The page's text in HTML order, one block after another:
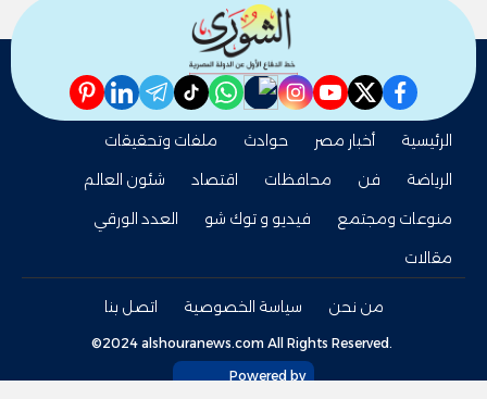
facebook
twitter
youtube
instagram
nabd
whatsapp
tiktok
telegram
linkedin
pinterest
الرئيسية أخبار مصر حوادث
ملفات وتحقيقات
الرياضة
فن محافظات اقتصاد
شئون العالم
منوعات ومجتمع
فيديو و توك شو
العدد الورقي
مقالات
من نحن سياسة الخصوصية اتصل بنا
©2024 alshouranews.com All Rights Reserved.
Powered by